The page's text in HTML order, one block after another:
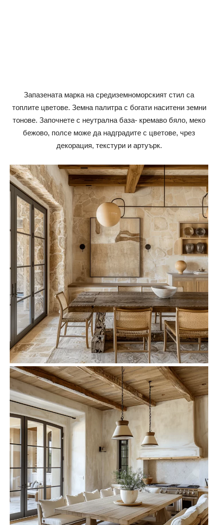
Запазената марка на средиземноморският стил са
топлите цветове. Земна палитра с богати наситени земни
тонове. Започнете с неутрална база- кремаво бяло, меко
бежово, полсе може да надградите с цветове, чрез
декорация, текстури и артуърк.